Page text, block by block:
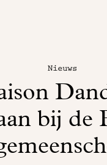
Nieuws
bij de